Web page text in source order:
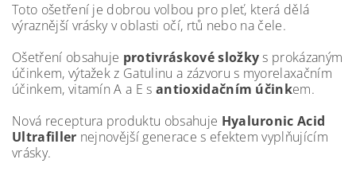
Toto ošetření je dobrou volbou pro pleť, která dělá
výraznější vrásky v oblasti očí, rtů nebo na čele.
Ošetření obsahuje protivráskové složkys prokázaným
účinkem, výtažek z Gatulinu a zázvoru s myorelaxačním
účinkem, vitamín A a E santioxidačním účinkem.
Nová receptura produktu obsahuje Hyaluronic Acid
Ultrafiller nejnovější generace s efektem vyplňujícím
vrásky.